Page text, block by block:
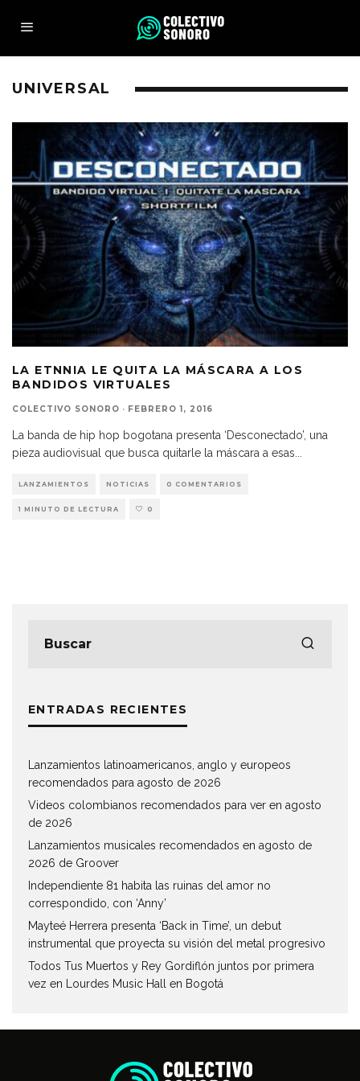
UNIVERSAL
LA ETNNIA LE QUITA LA MÁSCARA A LOS
BANDIDOS VIRTUALES
COLECTIVO SONORO · FEBRERO 1, 2016
La banda de hip hop bogotana presenta ‘Desconectado’, una
pieza audiovisual que busca quitarle la máscara a esas
LANZAMIENTOS NOTICIAS 0 COMENTARIOS
1 MINUTO DE LECTURA 0
ENTRADAS RECIENTES
Lanzamientos latinoamericanos, anglo y europeos
recomendados para agosto de 2026
Videos colombianos recomendados para ver en agosto
de 2026
Lanzamientos musicales recomendados en agosto de
2026 de Groover
Independiente 81 habita las ruinas del amor no
correspondido, con ‘Anny’
Mayteé Herrera presenta ‘Back in Time’, un debut
instrumental que proyecta su visión del metal progresivo
Todos Tus Muertos y Rey Gordiflón juntos por primera
vez en Lourdes Music Hall en Bogotá